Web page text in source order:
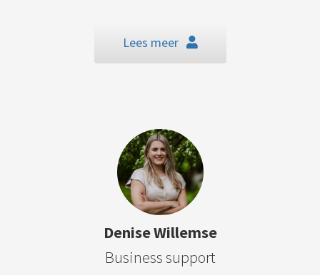
Lees meer
Denise Willemse
Business support